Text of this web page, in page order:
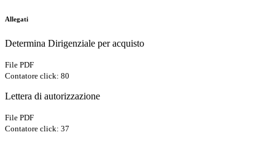
Allegati
Determina Dirigenziale per acquisto
File PDF
Contatore click: 80
Lettera di autorizzazione
File PDF
Contatore click: 37